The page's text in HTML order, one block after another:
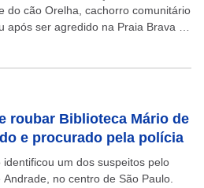
do cão Orelha, cachorro comunitário
ser agredido na Praia Brava no
roubar Biblioteca Mário de
e procurado pela polícia
um dos suspeitos pelo
no centro de São Paulo.